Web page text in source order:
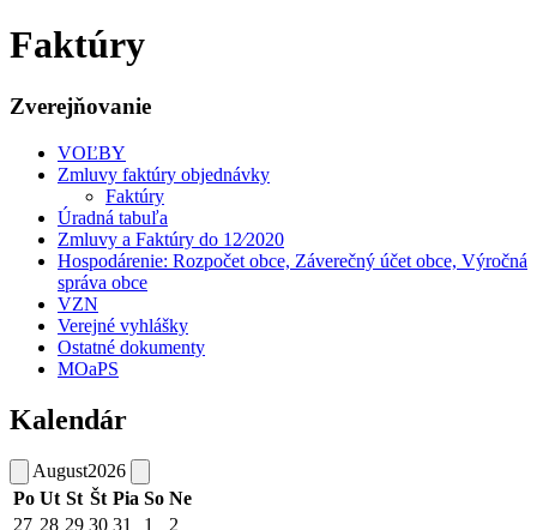
Faktúry
Zverejňovanie
VOĽBY
Zmluvy faktúry objednávky
Faktúry
Úradná tabuľa
Zmluvy a Faktúry do 12⁄2020
Hospodárenie: Rozpočet obce, Záverečný účet obce, Výročná
správa obce
VZN
Verejné vyhlášky
Ostatné dokumenty
MOaPS
Kalendár
August2026
Po Ut St Št Pia So Ne
27 28 29 30 31 1 2